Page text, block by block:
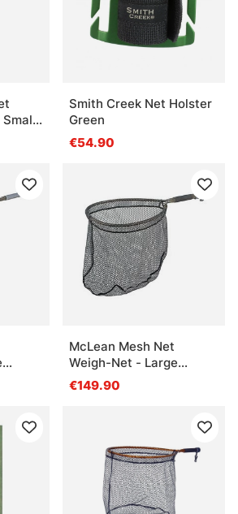
Smith Creek Net Holster
Green
€54.90
McLean Mesh Net
Weigh-Net - Large
(M113)
€149.90